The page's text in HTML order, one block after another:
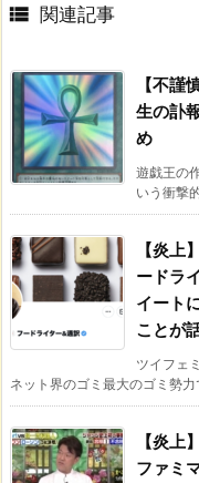
 関連記事
【不謹
生の訃
め
遊戯王の
いう衝撃
【炎上
ードラ
イート
ことが
ツイフェ
ネット界のゴミ最大のゴミ勢力
【炎上
ファミ